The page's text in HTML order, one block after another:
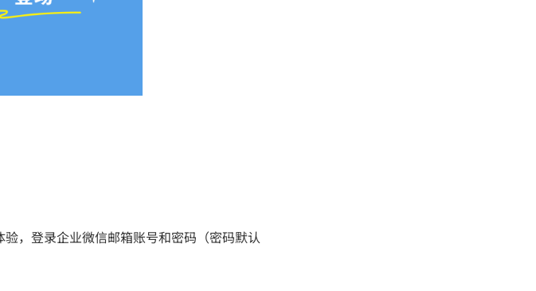
，登录企业微信邮箱账号和密码（密码默认